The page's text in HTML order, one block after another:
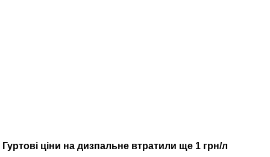
Гуртові ціни на дизпальне втратили ще 1 грн/л